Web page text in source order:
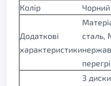
Колір Чорний
Додаткові
характеристики
сталь,
3